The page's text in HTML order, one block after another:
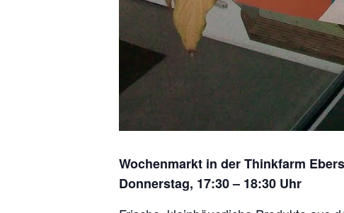
Wochenmarkt in der Thinkfarm
Donnerstag, 17:30 – 18:30 Uhr